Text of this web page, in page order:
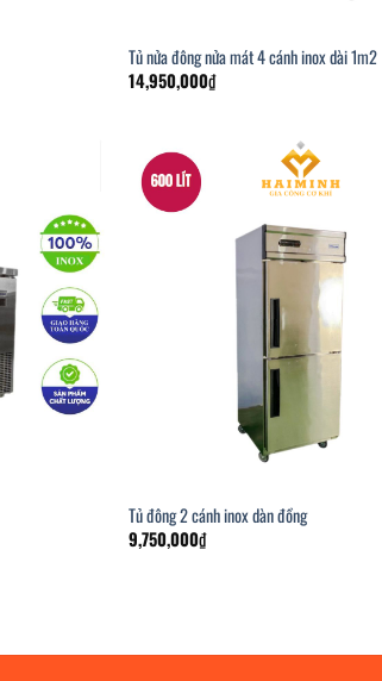
Tủ nửa đông nửa mát 4 cánh inox dài 1m2
14,950,000₫
Tủ đông 2 cánh inox dàn đồng
9,750,000₫